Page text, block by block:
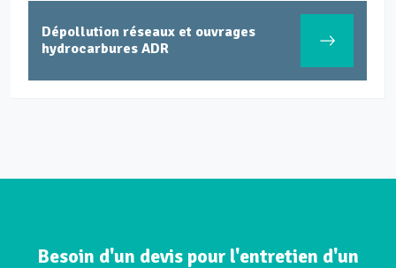
Dépollution réseaux et ouvrages
hydrocarbures ADR
Besoin d'un devis pour l'entretien d'un